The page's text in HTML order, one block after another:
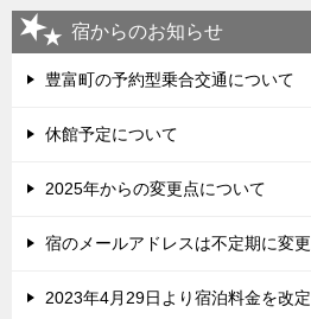
宿からのお知らせ
豊富町の予約型乗合交通について
休館予定について
2025年からの変更点について
宿のメールアドレスは不定期に変更
2023年4月29日より宿泊料金を改定